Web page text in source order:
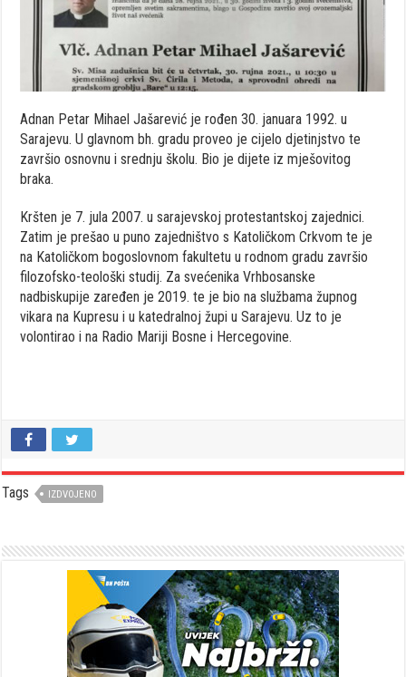
Adnan Petar Mihael Jašarević je rođen 30. januara 1992. u
Sarajevu. U glavnom bh. gradu proveo je cijelo djetinjstvo te
završio osnovnu i srednju školu. Bio je dijete iz mješovitog
braka.
Kršten je 7. jula 2007. u sarajevskoj protestantskoj zajednici.
Zatim je prešao u puno zajedništvo s Katoličkom Crkvom te je
na Katoličkom bogoslovnom fakultetu u rodnom gradu završio
filozofsko-teološki studij. Za svećenika Vrhbosanske
nadbiskupije zaređen je 2019. te je bio na službama župnog
vikara na Kupresu i u katedralnoj župi u Sarajevu. Uz to je
volontirao i na Radio Mariji Bosne i Hercegovine.
Tags IZDVOJENO